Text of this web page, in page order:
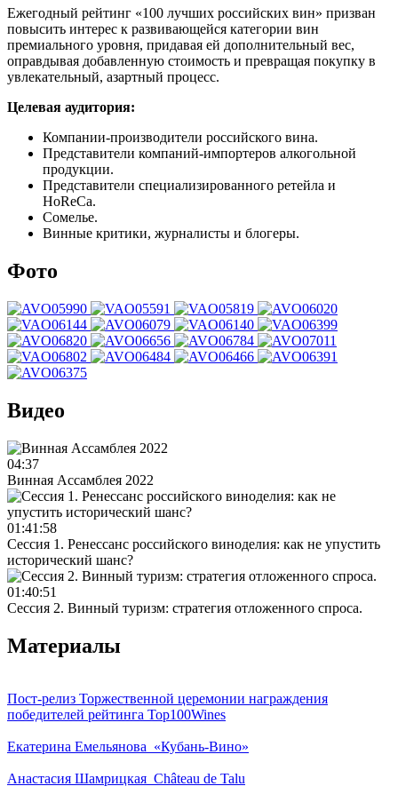
Ежегодный рейтинг «100 лучших российских вин» призван
повысить интерес к развивающейся категории вин
премиального уровня, придавая ей дополнительный вес,
оправдывая добавленную стоимость и превращая покупку в
увлекательный, азартный процесс.
Целевая аудитория:
Компании-производители российского вина.
Представители компаний-импортеров алкогольной
продукции.
Представители специализированного ретейла и
HoReCa.
Сомелье.
Винные критики, журналисты и блогеры.
Фото
Видео
04:37
Винная Ассамблея 2022
01:41:58
Сессия 1. Ренессанс российского виноделия: как не упустить
исторический шанс?
01:40:51
Сессия 2. Винный туризм: стратегия отложенного спроса.
Материалы
Пост-релиз Торжественной церемонии награждения
победителей рейтинга Top100Wines
Екатерина Емельянова_«Кубань-Вино»
Анастасия Шамрицкая_Château de Talu